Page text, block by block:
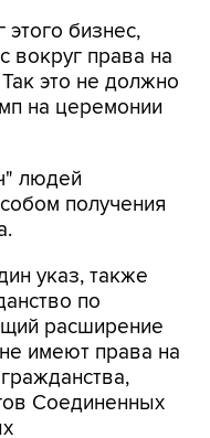
бизнес,
вокруг права на
это не должно
на церемонии
людей
получения
указ, также
по
расширение
имеют права на
Соединенных